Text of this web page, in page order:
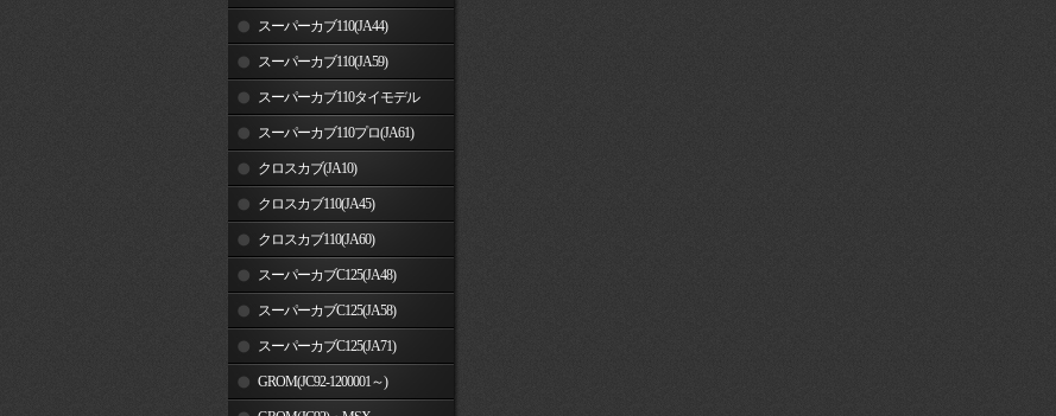
スーパーカブ110(JA44)
スーパーカブ110(JA59)
スーパーカブ110タイモデル
(MLHJA56)
スーパーカブ110プロ(JA61)
クロスカブ(JA10)
クロスカブ110(JA45)
クロスカブ110(JA60)
スーパーカブC125(JA48)
スーパーカブC125(JA58)
スーパーカブC125(JA71)
GROM(JC92-1200001～)